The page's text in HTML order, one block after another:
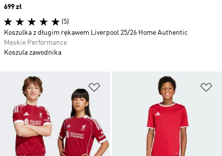
Dodaj do listy życzeń
Price
699 zł
(5)
Koszulka z długim rękawem Liverpool 25/26 Home Authentic
Męskie Performance
Koszula zawodnika